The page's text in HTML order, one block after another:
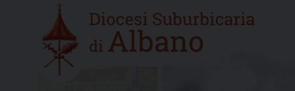
Home
new